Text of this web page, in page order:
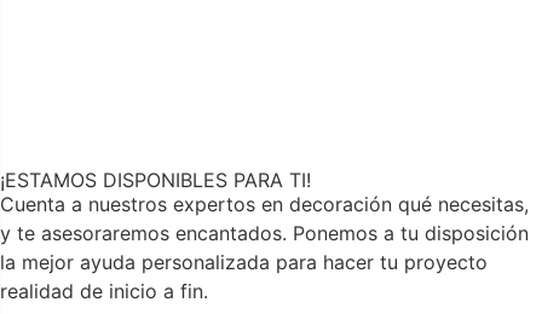
¡ESTAMOS DISPONIBLES PARA TI!
Cuenta a nuestros expertos en decoración qué necesitas,
y te asesoraremos encantados. Ponemos a tu disposición
la mejor ayuda personalizada para hacer tu proyecto
realidad de inicio a fin.